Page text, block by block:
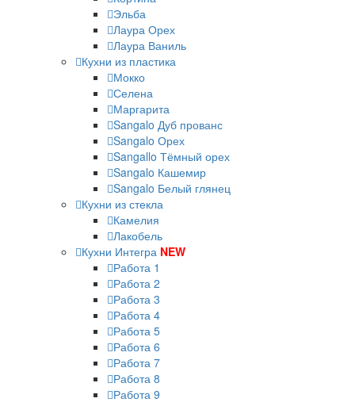
Эльба
Лаура Орех
Лаура Ваниль
Кухни из пластика
Мокко
Селена
Маргарита
Sangalo Дуб прованс
Sangalo Орех
Sangallo Тёмный орех
Sangalo Кашемир
Sangalo Белый глянец
Кухни из стекла
Камелия
Лакобель
Кухни Интегра NEW
Работа 1
Работа 2
Работа 3
Работа 4
Работа 5
Работа 6
Работа 7
Работа 8
Работа 9